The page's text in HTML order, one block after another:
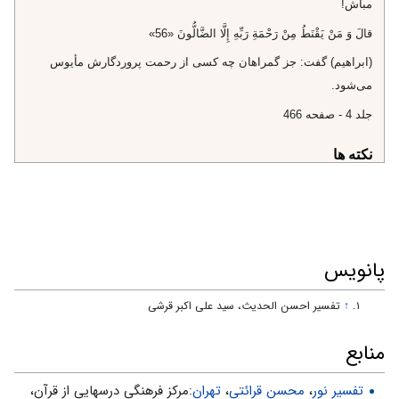
مباش!
قالَ وَ مَنْ يَقْنَطُ مِنْ رَحْمَةِ رَبِّهِ إِلَّا الضَّالُّونَ «56»
(ابراهيم) گفت: جز گمراهان چه كسى از رحمت پروردگارش مأيوس
مى‌شود.
جلد 4 - صفحه 466
نکته ها
«ضَيْفِ» هم به يك مهمان گفته مى‌شود و هم به چند مهمان.
خداوند يك بار به حضرت ابراهيم از كنيزش (هاجر) پسرى به نام
اسماعيل داد و اين بشارت در مورد همسرش ساره است كه خداوند به
اسحاق‌ «بِغُلامٍ عَلِيمٍ» فرموده است.
پانویس
↑ تفسیر احسن الحدیث، سید علی اکبر قرشی
منابع
تفسیر نور، محسن قرائتی، تهران:مركز فرهنگى درسهايى از قرآن،